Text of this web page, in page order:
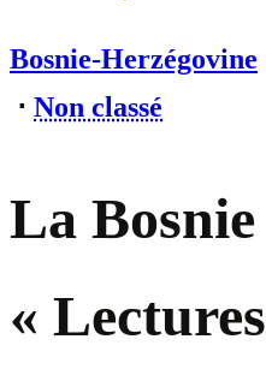
Bosnie-Herzégovine
⋅ Non classé
La
«